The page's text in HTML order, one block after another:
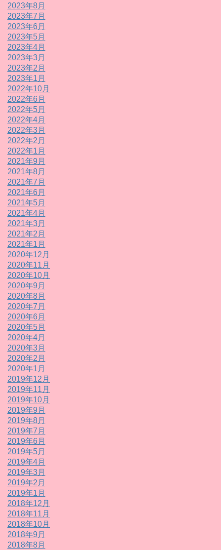
2023年8月
2023年7月
2023年6月
2023年5月
2023年4月
2023年3月
2023年2月
2023年1月
2022年10月
2022年6月
2022年5月
2022年4月
2022年3月
2022年2月
2022年1月
2021年9月
2021年8月
2021年7月
2021年6月
2021年5月
2021年4月
2021年3月
2021年2月
2021年1月
2020年12月
2020年11月
2020年10月
2020年9月
2020年8月
2020年7月
2020年6月
2020年5月
2020年4月
2020年3月
2020年2月
2020年1月
2019年12月
2019年11月
2019年10月
2019年9月
2019年8月
2019年7月
2019年6月
2019年5月
2019年4月
2019年3月
2019年2月
2019年1月
2018年12月
2018年11月
2018年10月
2018年9月
2018年8月